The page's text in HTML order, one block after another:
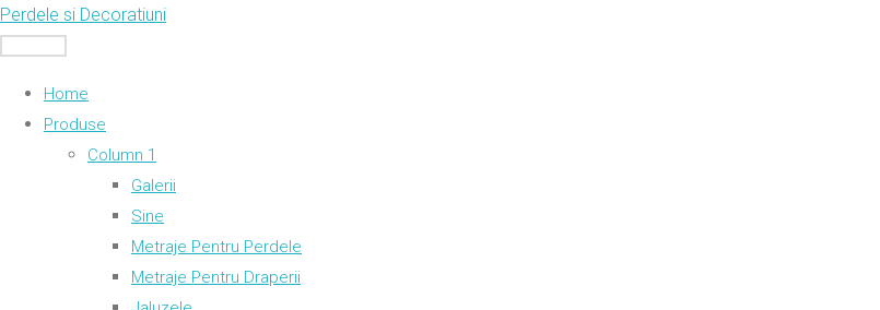
Skip
to
Perdele si Decoratiuni
Home
Produse
Column 1
Galerii
Sine
Metraje Pentru Perdele
Metraje Pentru Draperii